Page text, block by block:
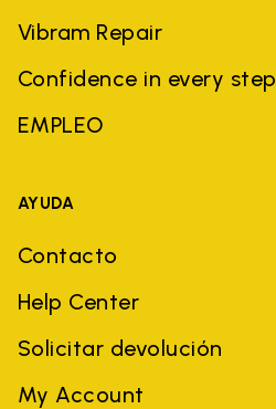
Vibram Repair
Confidence in every step
EMPLEO
AYUDA
Contacto
Help Center
Solicitar devolución
My Account